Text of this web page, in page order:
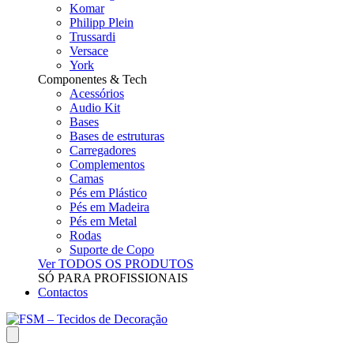
Komar
Philipp Plein
Trussardi
Versace
York
Componentes & Tech
Acessórios
Audio Kit
Bases
Bases de estruturas
Carregadores
Complementos
Camas
Pés em Plástico
Pés em Madeira
Pés em Metal
Rodas
Suporte de Copo
Ver TODOS OS PRODUTOS
SÓ PARA PROFISSIONAIS
Contactos